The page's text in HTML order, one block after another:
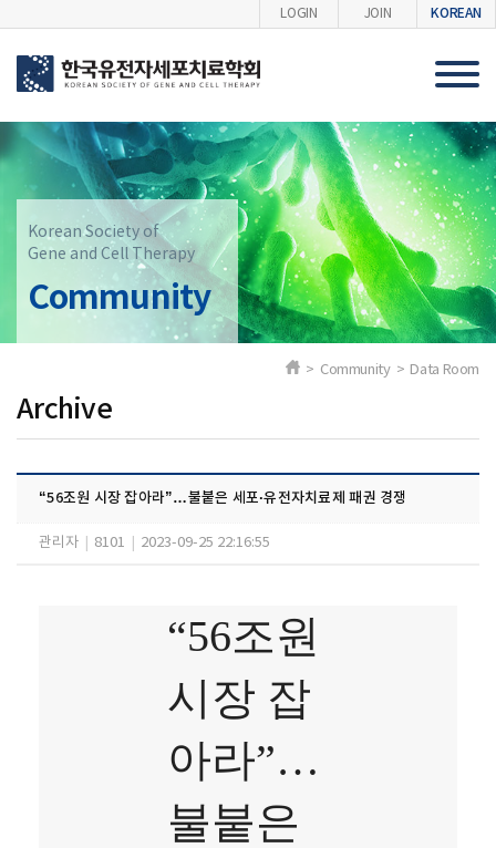
LOGIN JOIN KOREAN
Korean Society of
Gene and Cell Therapy
Community
Archive
> Community > Data Room
“56조원 시장 잡아라”…불붙은 세포·유전자치료제 패권 경쟁
관리자 8101 2023-09-25 22:16:55
“56조원
시장 잡
아라”…
불붙은